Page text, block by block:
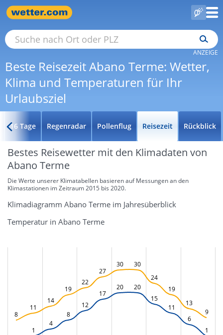
Beste Reisezeit Abano Terme: Wetter,
Klima und Temperaturen für Ihr
Urlaubsziel
ANZEIGE
16 Tage Regenradar Pollenflug Reisezeit Rückblick
Bestes Reisewetter mit den Klimadaten von
Abano Terme
Die Werte unserer Klimatabellen basieren auf Messungen an den
Klimastationen im Zeitraum 2015 bis 2020.
Klimadiagramm Abano Terme im Jahresüberblick
Temperatur in Abano Terme
8
11
14
19
22
27
30
30
24
19
13
9
1
4
8
12
17
20
20
15
11
6
1